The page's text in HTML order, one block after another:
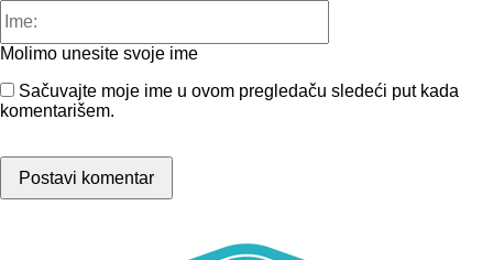
Molimo unesite svoje ime
Sačuvajte moje ime u ovom pregledaču sledeći put kada
komentarišem.